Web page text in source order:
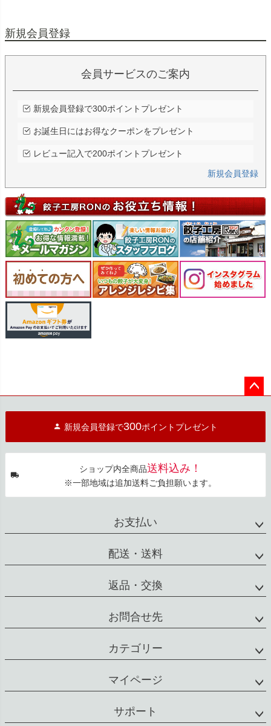
新規会員登録
会員サービスのご案内
新規会員登録で300ポイントプレゼント
お誕生日にはお得なクーポンをプレゼント
レビュー記入で200ポイントプレゼント
新規会員登録
へ
新規会員登録で300ポイントプレゼント
ショップ内全商品送料込み！
※一部地域は追加送料ご負担願います。
お支払い
配送・送料
返品・交換
お問合せ先
カテゴリー
マイページ
サポート